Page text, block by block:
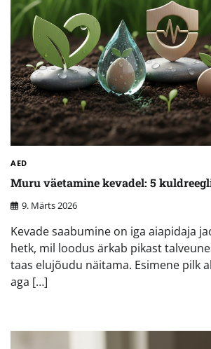
AED
Muru väetamine kevadel: 5
9. Märts 2026
Kevade saabumine on iga aiapidaja
hetk, mil loodus ärkab pikast
taas elujõudu näitama. Esimene pilk
aga […]